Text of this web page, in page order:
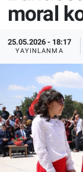
moral
25.05.2026 - 18:17
YAYINLANMA
İletişim
Künye
Tüm
Son
Haber